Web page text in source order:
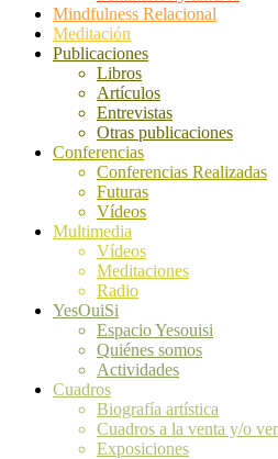
Mindfulness Relacional
Meditación
Publicaciones
Libros
Artículos
Entrevistas
Otras publicaciones
Conferencias
Conferencias Realizadas
Futuras
Vídeos
Multimedia
Vídeos
Meditaciones
Radio
YesOuiSi
Espacio Yesouisi
Quiénes somos
Actividades
Cuadros
Biografía artística
Cuadros a la venta y/o
Exposiciones